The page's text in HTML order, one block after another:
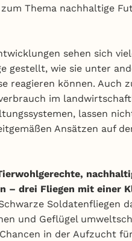
Thema nachhaltige
sehen sich
gestellt, wie sie unter
reagieren können. Auch
im
lassen
Ansätzen auf
– drei Fliegen mit einer
Soldatenfliegen
und Geflügel
in der Aufzucht